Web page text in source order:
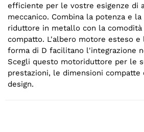
efficiente per le vostre esigenze di
meccanico. Combina la potenza e
riduttore in metallo con la comodità
compatto. L'albero motore esteso
forma di D facilitano l'integrazione
Scegli questo motoriduttore per le
prestazioni, le dimensioni
design.